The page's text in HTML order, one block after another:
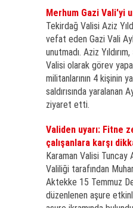
Merhum Gazi Vali'yi
Tekirdağ Valisi Aziz
vefat eden Gazi Vali
unutmadı. Aziz
Valisi olarak görev
militanlarının 4 kişinin
saldırısında yaralanan
ziyaret etti.
Validen uyarı: Fitne
çalışanlara karşı
Karaman Valisi Tuncay
Valiliği tarafından
Aktekke 15 Temmuz
düzenlenen aşure